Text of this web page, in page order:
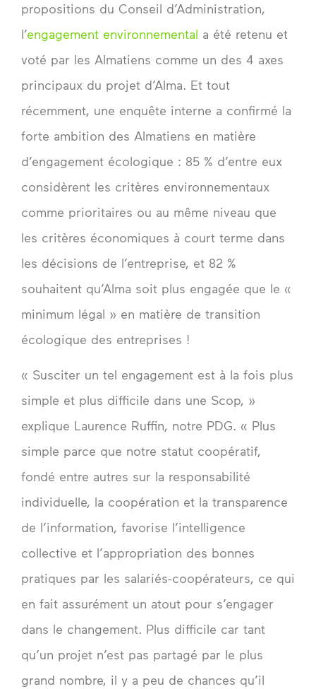
propositions du Conseil d’Administration,
l’engagement environnemental a été retenu et
voté par les Almatiens comme un des 4 axes
principaux du projet d’Alma. Et tout
récemment, une enquête interne a confirmé la
forte ambition des Almatiens en matière
d’engagement écologique : 85 % d’entre eux
considèrent les critères environnementaux
comme prioritaires ou au même niveau que
les critères économiques à court terme dans
les décisions de l’entreprise, et 82 %
souhaitent qu’Alma soit plus engagée que le «
minimum légal » en matière de transition
écologique des entreprises !
« Susciter un tel engagement est à la fois plus
simple et plus difficile dans une Scop, »
explique Laurence Ruffin, notre PDG. « Plus
simple parce que notre statut coopératif,
fondé entre autres sur la responsabilité
individuelle, la coopération et la transparence
de l’information, favorise l’intelligence
collective et l’appropriation des bonnes
pratiques par les salariés-coopérateurs, ce qui
en fait assurément un atout pour s’engager
dans le changement. Plus difficile car tant
qu’un projet n’est pas partagé par le plus
grand nombre, il y a peu de chances qu’il